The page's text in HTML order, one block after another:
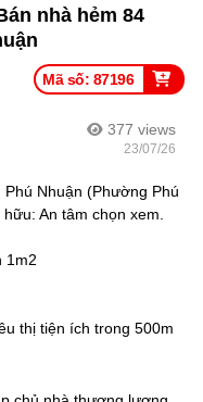
nhà hẻm 84
Mã số: 87196
377 views
23/07/26
Nhuận (Phường Phú
An tâm chọn xem.
1m2
thị tiện ích trong 500m